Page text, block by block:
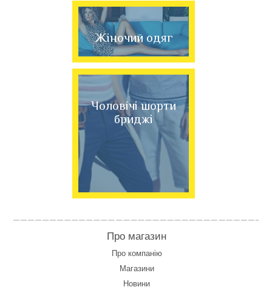
Жіночий одяг
Чоловічі шорти
бриджі
Про магазин
Про компанію
Магазини
Новини